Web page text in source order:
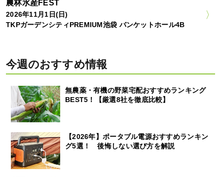
農林水産FEST
2026年11月1日(日)
TKPガーデンシティPREMIUM池袋 バンケットホール4B
今週のおすすめ情報
無農薬・有機の野菜宅配おすすめランキング
BEST5！【厳選8社を徹底比較】
【2026年】ポータブル電源おすすめランキン
グ5選！ 後悔しない選び方を解説